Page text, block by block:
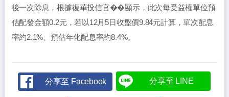
後一次除息，根據復華投信官��顯示，此次每受益權單位預
估配發金額0.2元，若以12月5日收盤價9.84元計算，單次配息
率約2.1%、預估年化配息率約8.4%。
分享至 Facebook 分享至 LINE